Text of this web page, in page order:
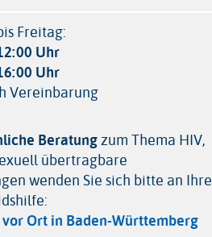
Freitag:
Uhr
Uhr
Vereinbarung
Beratungzum Thema HIV,
übertragbare
wenden Sie sich bitte an Ihre
Ort in Baden-Württemberg